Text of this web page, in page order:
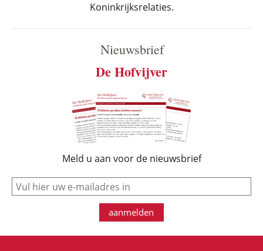
Koninkrijksrelaties.
Nieuwsbrief
De Hofvijver
Meld u aan voor de nieuwsbrief
e-mail
aanmelden